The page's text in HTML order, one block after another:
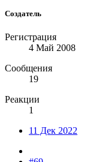
Создатель
Регистрация
4 Май 2008
Сообщения
19
Реакции
1
11 Дек 2022